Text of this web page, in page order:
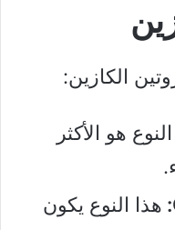
الكازين:
هو الأكثر
هذا النوع يكون